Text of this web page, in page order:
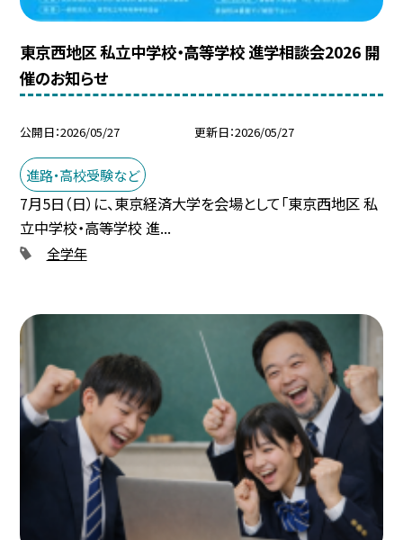
東京西地区 私立中学校・高等学校 進学相談会2026 開
催のお知らせ
公開日 2026/05/27 更新日 2026/05/27
進路・高校受験など
7月5日（日）に、東京経済大学を会場として「東京西地区 私
立中学校・高等学校 進...
全学年